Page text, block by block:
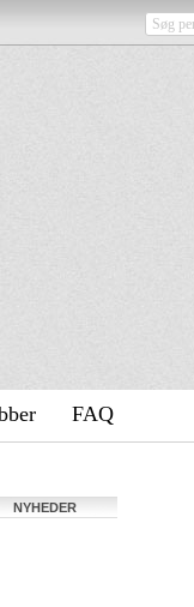
FAQ
NYHEDER